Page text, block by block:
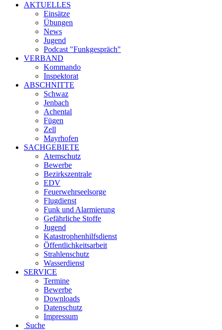
AKTUELLES
Einsätze
Übungen
News
Jugend
Podcast "Funkgespräch"
VERBAND
Kommando
Inspektorat
ABSCHNITTE
Schwaz
Jenbach
Achental
Fügen
Zell
Mayrhofen
SACHGEBIETE
Atemschutz
Bewerbe
Bezirkszentrale
EDV
Feuerwehrseelsorge
Flugdienst
Funk und Alarmierung
Gefährliche Stoffe
Jugend
Katastrophenhilfsdienst
Öffentlichkeitsarbeit
Strahlenschutz
Wasserdienst
SERVICE
Termine
Bewerbe
Downloads
Datenschutz
Impressum
Suche